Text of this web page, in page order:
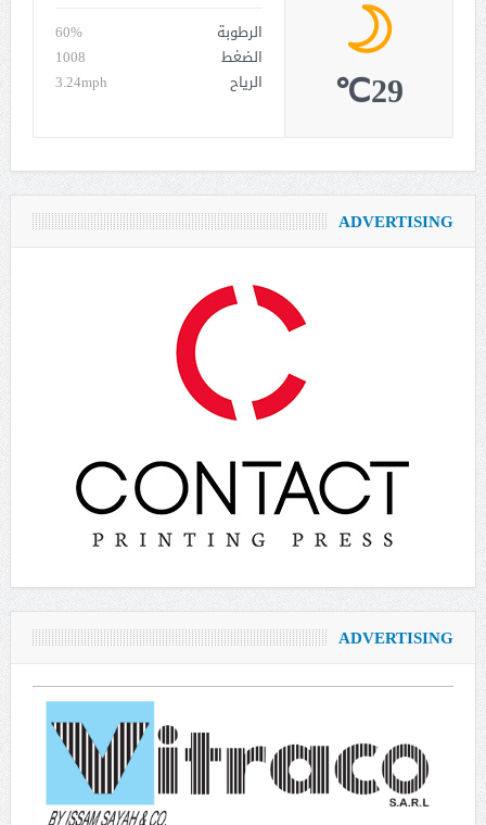
الرطوبة
60%
الضغط
1008
الرياح
3.24mph 29℃
ADVERTISING
ADVERTISING